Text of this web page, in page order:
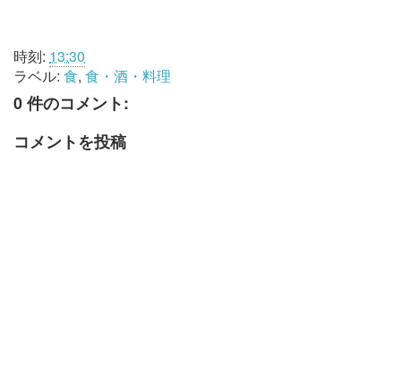
時刻: 13:30
ラベル: 食, 食・酒・料理
0 件のコメント:
コメントを投稿